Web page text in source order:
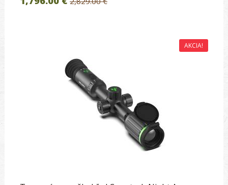
AKCIA!